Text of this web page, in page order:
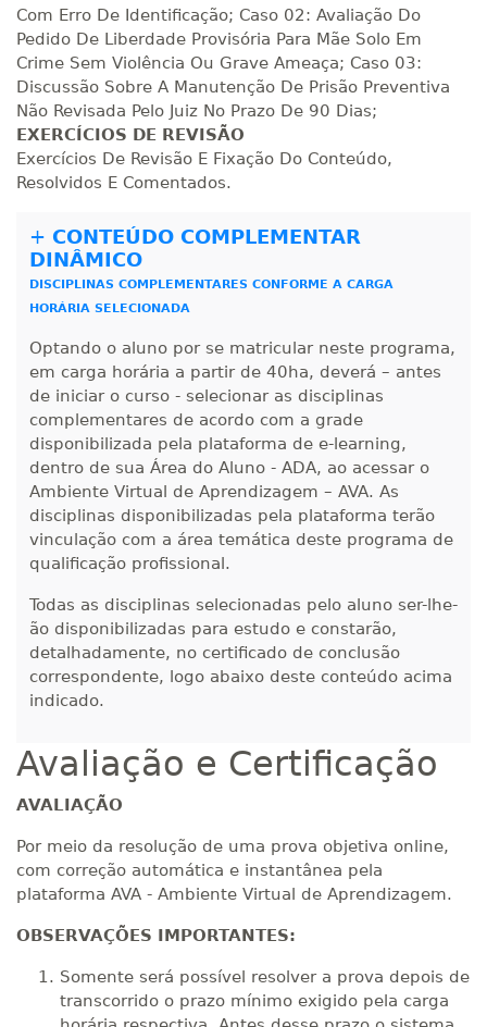
Com Erro De Identificação; Caso 02: Avaliação Do
Pedido De Liberdade Provisória Para Mãe Solo Em
Crime Sem Violência Ou Grave Ameaça; Caso 03:
Discussão Sobre A Manutenção De Prisão Preventiva
Não Revisada Pelo Juiz No Prazo De 90 Dias;
EXERCÍCIOS DE REVISÃO
Exercícios De Revisão E Fixação Do Conteúdo,
Resolvidos E Comentados.
+ CONTEÚDO COMPLEMENTAR
DINÂMICO
DISCIPLINAS COMPLEMENTARES CONFORME A CARGA
HORÁRIA SELECIONADA
Optando o aluno por se matricular neste programa,
em carga horária a partir de 40ha, deverá – antes
de iniciar o curso - selecionar as disciplinas
complementares de acordo com a grade
disponibilizada pela plataforma de e-learning,
dentro de sua Área do Aluno - ADA, ao acessar o
Ambiente Virtual de Aprendizagem – AVA. As
disciplinas disponibilizadas pela plataforma terão
vinculação com a área temática deste programa de
qualificação profissional.
Todas as disciplinas selecionadas pelo aluno ser-lhe-
ão disponibilizadas para estudo e constarão,
detalhadamente, no certificado de conclusão
correspondente, logo abaixo deste conteúdo acima
indicado.
Avaliação e Certificação
AVALIAÇÃO
Por meio da resolução de uma prova objetiva online,
com correção automática e instantânea pela
plataforma AVA - Ambiente Virtual de Aprendizagem.
OBSERVAÇÕES IMPORTANTES:
Somente será possível resolver a prova depois de
transcorrido o prazo mínimo exigido pela carga